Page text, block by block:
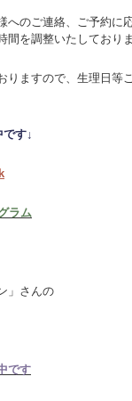
へのご連絡、ご予約に
間を調整いたしておりま
りますので、生理日等
す↓
ラム
」さんの
です